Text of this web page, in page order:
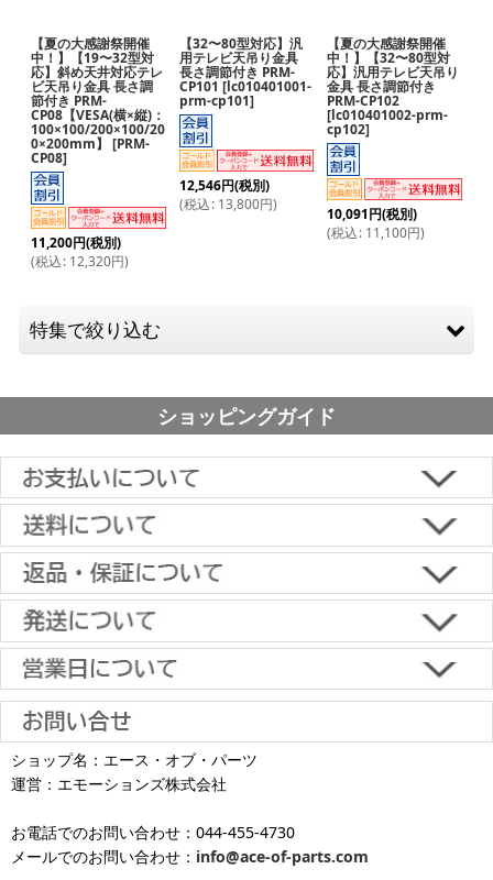
【夏の大感謝祭開催
中！】【19〜32型対
応】斜め天井対応テレ
ビ天吊り金具 長さ調
節付き PRM-
CP08【VESA(横×縦)：
100×100/200×100/20
0×200mm】
[PRM-
CP08]
11,200円(税別)
(税込: 12,320円)
【32〜80型対応】汎
用テレビ天吊り金具
長さ調節付き PRM-
CP101 [lc010401001-
prm-cp101]
12,546円(税別)
(税込: 13,800円)
【夏の大感謝祭開催
中！】【32〜80型対
応】汎用テレビ天吊り
金具 長さ調節付き
PRM-CP102
[lc010401002-prm-
cp102]
10,091円(税別)
(税込: 11,100円)
特集で絞り込む
アームタイプ（上下左右角度調節）小型（およそ12-26
アームタイプ（上下左右角度調節）中型（およそ26-50
型）
アームタイプ（上下左右角度調節）大型（およそ50-65
型）
アームタイプ（上下左右角度調節）超大型（およそ65型以
上）
上下角度調節 小型(およそ12-26インチ)
上下角度調節 中型(およそ26-50インチ)
上下角度調節 大型(およそ50-65インチ)
固定タイプ 小型(およそ12-26インチ)
ショッピングガイド
■下記よりお選びいただけます。
クレジットカード決済、代金引換、楽天ペイ、郵便振替、銀行振
込、スコア後払い、コンビニ決済、PayPayオンライン決済
※一部適用外の地域や商品がありますのでご了承ください。
※お届け先が異なる場合は別途お届け先分の送料がかかります。
沖縄へのお届けは、送料とは別に地域料金が発生します。サイズに
より金額が異なるので、詳しい料金については
となります（当日・土日祝日出荷不可）
【返品・キャンセルについて】
原則として返品は受け付けておりません。
金具に関しては、条件を満たしている場合は返品をお受けいたしま
す。
【初期不良・保証について】
商品到着後1週間以内であれば、初期不良の受け付けを行います。
返品対応の詳細、各種保証については
をご覧ください。
土日祝日も当日出荷いたします
■お届けについて
お届け日のご指定がない場合は、最短出荷・最短到着で発送いたし
ます。
平日は15時・土曜は11時・日曜祝日は10時までのご注文で当日出荷
が可能です。
土 日 祝日も
発送しています
※出荷休業日を除く
ショップ名：エース・オブ・パーツ
運営：エモーションズ株式会社
お電話でのお問い合わせ：044-455-4730
メールでのお問い合わせ： info@ace-of-parts.com